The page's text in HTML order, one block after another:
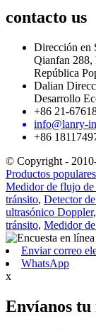
contacto us
Dirección en
Qianfan 288,
República
Dalian
Desarrollo
+86 21-
info@lanry-
+86
© Copyright - 2010-
Productos populares
Medidor de flujo de
tránsito, Detector
ultrasónico Doppler,
tránsito, Medidor
Enviar correo
WhatsApp
x
Envíanos tu